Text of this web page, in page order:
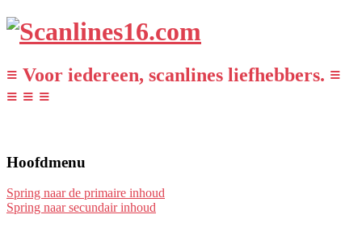
≡ Voor iedereen, scanlines liefhebbers. ≡
≡ ≡ ≡
Hoofdmenu
Spring naar de primaire inhoud
Spring naar secundair inhoud